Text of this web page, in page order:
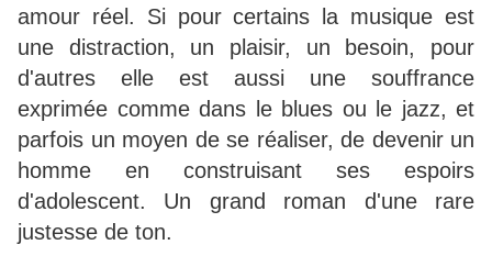
amour réel. Si pour certains la musique est
une distraction, un plaisir, un besoin, pour
d'autres elle est aussi une souffrance
exprimée comme dans le blues ou le jazz, et
parfois un moyen de se réaliser, de devenir un
homme en construisant ses espoirs
d'adolescent. Un grand roman d'une rare
justesse de ton.